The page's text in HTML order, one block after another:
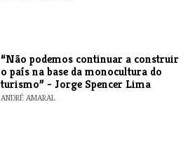
“Não podemos continuar a construir
o país na base da monocultura do
turismo” - Jorge Spencer Lima
ANDRÉ AMARAL